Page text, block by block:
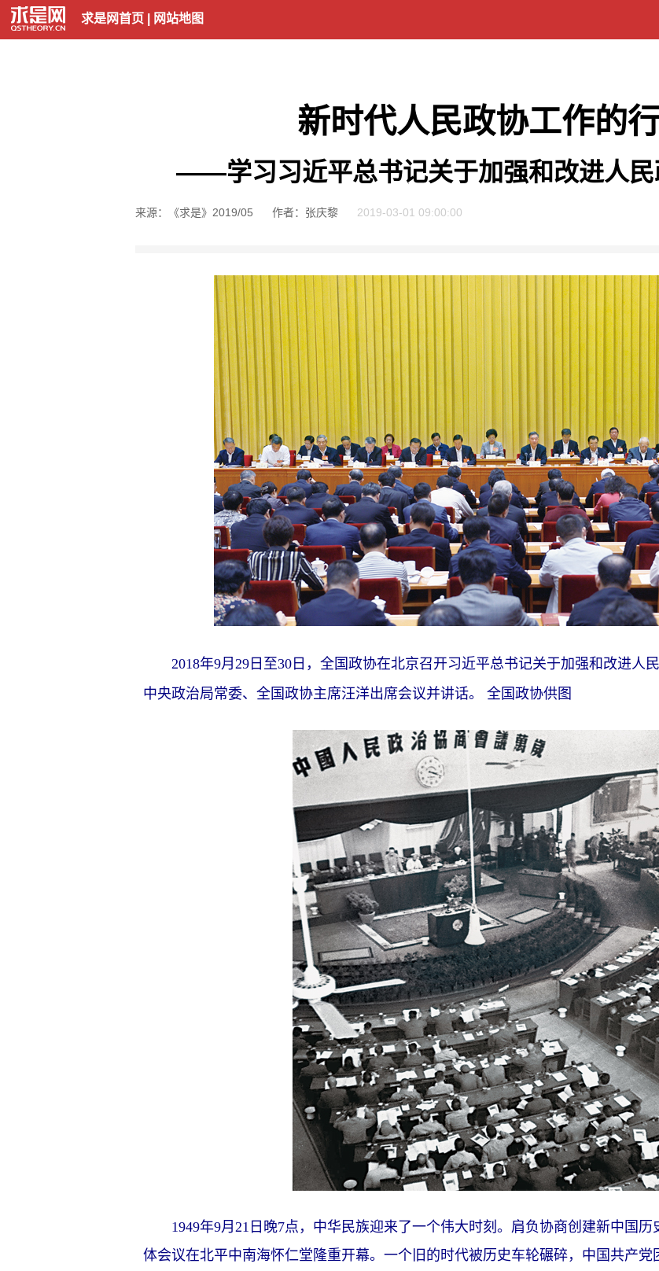
求是网首页 网站地图
新时代人民政协工作的
——学习习近平总书记关于加强和改进人民
来源：《求是》2019/05 作者：张庆黎 2019-03-01 09:00:00
2018年9月29日至30日，全国政协在北京召开习近平总书记关于加强和改进人
中央政治局常委、全国政协主席汪洋出席会议并讲话。 全国政协供图
1949年9月21日晚7点，中华民族迎来了一个伟大时刻。肩负协商创建新中国历
体会议在北平中南海怀仁堂隆重开幕。一个旧的时代被历史车轮碾碎，中国共产